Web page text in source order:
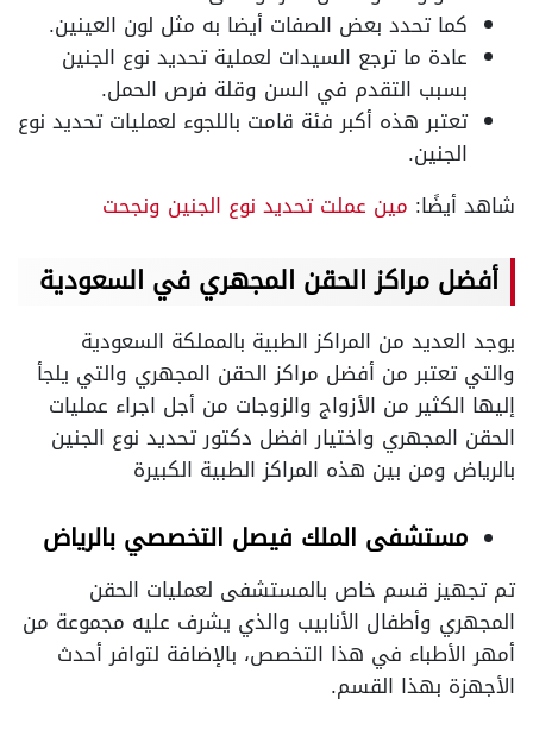
كما تحدد بعض الصفات أيضا به مثل لون العينين.
عادة ما ترجع السيدات لعملية تحديد نوع الجنين
بسبب التقدم في السن وقلة فرص الحمل.
تعتبر هذه أكبر فئة قامت باللجوء لعمليات تحديد نوع
الجنين.
شاهد أيضًا: مين عملت تحديد نوع الجنين ونجحت
أفضل مراكز الحقن المجهري في السعودية
يوجد العديد من المراكز الطبية بالمملكة السعودية
والتي تعتبر من أفضل مراكز الحقن المجهري والتي يلجأ
إليها الكثير من الأزواج والزوجات من أجل اجراء عمليات
الحقن المجهري واختيار افضل دكتور تحديد نوع الجنين
بالرياض ومن بين هذه المراكز الطبية الكبيرة
مستشفى الملك فيصل التخصصي بالرياض
تم تجهيز قسم خاص بالمستشفى لعمليات الحقن
المجهري وأطفال الأنابيب والذي يشرف عليه مجموعة من
أمهر الأطباء في هذا التخصص، بالإضافة لتوافر أحدث
الأجهزة بهذا القسم.